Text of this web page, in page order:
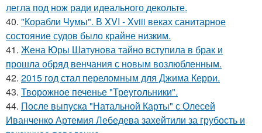
легла под нож ради идеального декольте.
40. "Корабли Чумы". В XVI - Xviii веках санитарное
состояние судов было крайне низким.
41. Жена Юры Шатунова тайно вступила в брак и
прошла обряд венчания с новым возлюбленным.
42. 2015 год стал переломным для Джима Керри.
43. Творожное печенье "Треугольники".
44. После выпуска "Натальной Карты" с Олесей
Иванченко Артемия Лебедева захейтили за грубость и